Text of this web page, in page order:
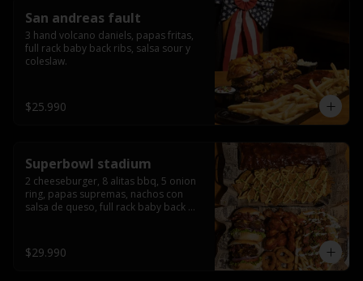
San andreas fault
3 hand volcano daniels, papas fritas,
full rack baby back ribs, salsa sour y
coleslaw.
$25.990
Superbowl stadium
2 cheeseburger, 8 alitas bbq, 5 onion
ring, papas supremas, nachos con
salsa de queso, full rack baby back
$29.990